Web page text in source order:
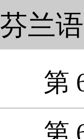
芬兰
第
第